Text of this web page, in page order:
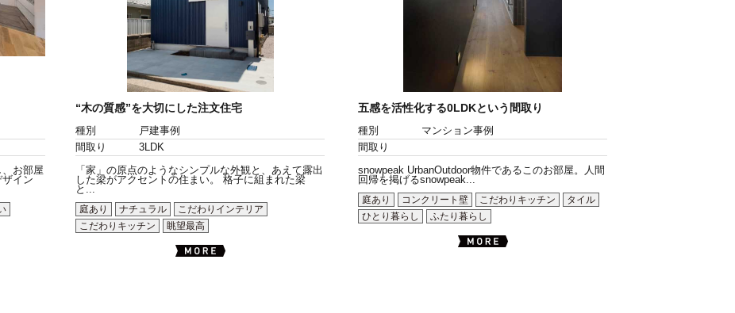
お部屋
イン
“木の質感”を大切にした注文住宅
種別
戸建事例
間取り
3LDK
「家」の原点のようなシンプルな外観と、あえて露出
した梁がアクセントの住まい。 格子に組まれた梁
と...
庭あり
ナチュラル
こだわりインテリア
こだわりキッチン
眺望最高
五感を活性化する0LDKという間取り
種別
マンション事例
間取り
snowpeak UrbanOutdoor物件であるこのお部屋。人間
回帰を掲げるsnowpeak...
庭あり
コンクリート壁 こだわりキッチン
タイル
ひとり暮らし
ふたり暮らし